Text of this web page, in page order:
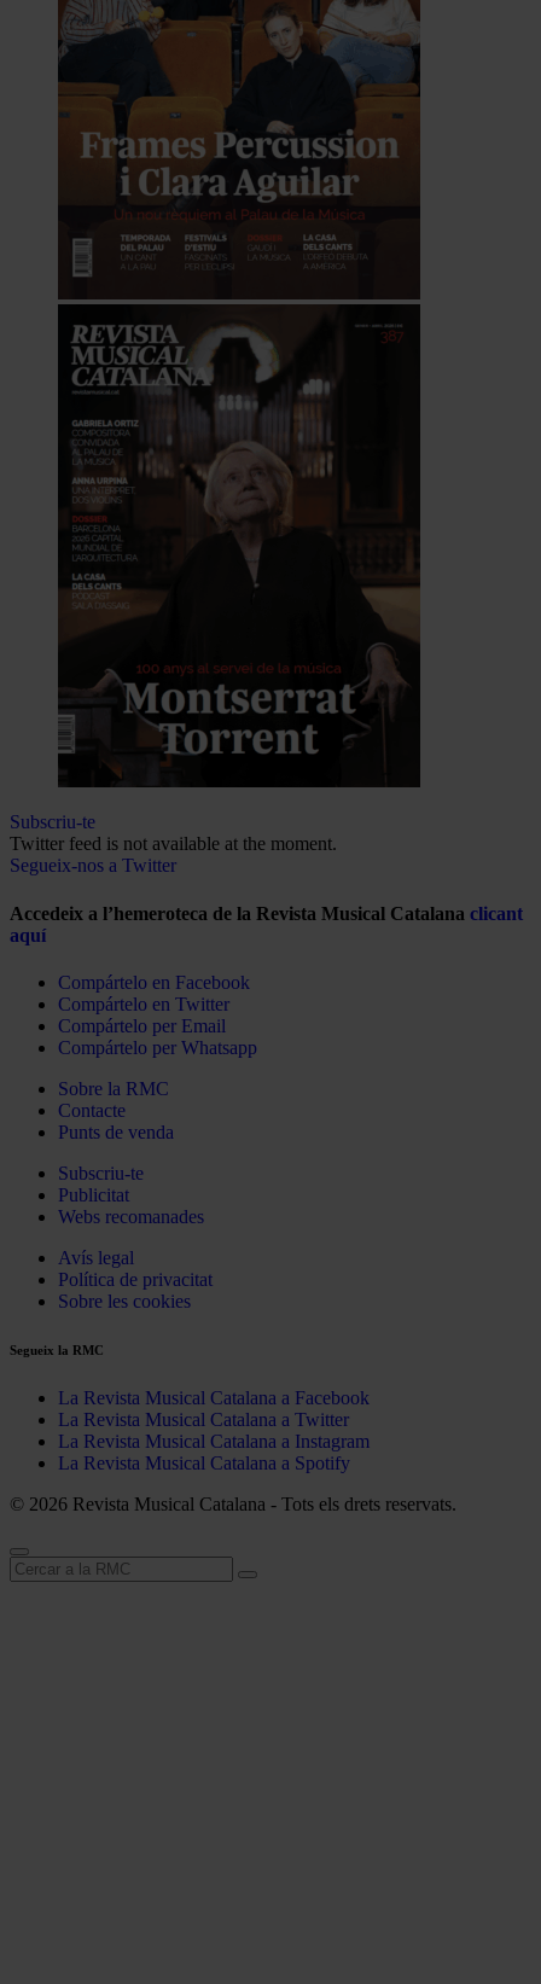
Subscriu-te
Twitter feed is not available at the moment.
Segueix-nos a Twitter
Accedeix a l’hemeroteca de la Revista Musical Catalana clicant
aquí
Compártelo en Facebook
Compártelo en Twitter
Compártelo per Email
Compártelo per Whatsapp
Sobre la RMC
Contacte
Punts de venda
Subscriu-te
Publicitat
Webs recomanades
Avís legal
Política de privacitat
Sobre les cookies
Segueix la RMC
La Revista Musical Catalana a Facebook
La Revista Musical Catalana a Twitter
La Revista Musical Catalana a Instagram
La Revista Musical Catalana a Spotify
© 2026 Revista Musical Catalana - Tots els drets reservats.
Cerca